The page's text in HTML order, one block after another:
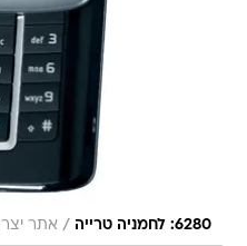
6280: לחמניה טרייה / אתר יצרן